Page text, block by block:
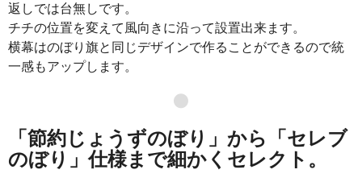
返しでは台無しです。
チチの位置を変えて風向きに沿って設置出来ます。
横幕はのぼり旗と同じデザインで作ることができるので統
一感もアップします。
●
「節約じょうずのぼり」から「セレブ
のぼり」仕様まで細かくセレクト。